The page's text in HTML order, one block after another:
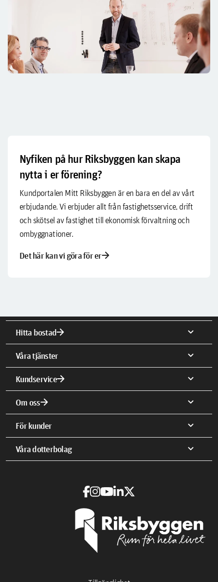
Skaffa koll på föreningens fastighet
Som medlem i en styrelse kan du se rapporter om
fastigheten och förvaltningen.
Nyfiken på hur Riksbyggen kan skapa
nytta i er förening?
Kundportalen Mitt Riksbyggen är en bara en del av vårt
erbjudande. Vi erbjuder allt från fastighetsservice, drift
och skötsel av fastighet till ekonomisk förvaltning och
ombyggnationer.
Det här kan vi göra för erarrow_forward
Hitta bostadarrow_forward expand_more
Våra tjänster expand_more
Kundservicearrow_forward expand_more
Om ossarrow_forward expand_more
För kunder expand_more
Våra dotterbolag expand_more